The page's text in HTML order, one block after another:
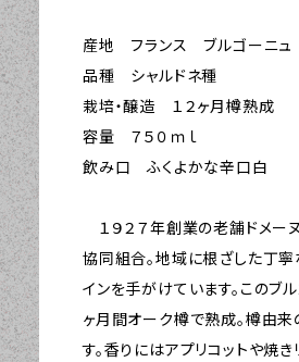
産地 フランス ブルゴーニュ
品種 シャルドネ種
栽培・醸造 １２ヶ月樽熟成
容量 ７５０ｍｌ
飲み口 ふくよかな辛口白
１９２７年創業の老舗ドメー
協同組合。地域に根ざした丁
インを手がけています。このブ
ヶ月間オーク樽で熟成。樽由
す。香りにはアプリコットや焼